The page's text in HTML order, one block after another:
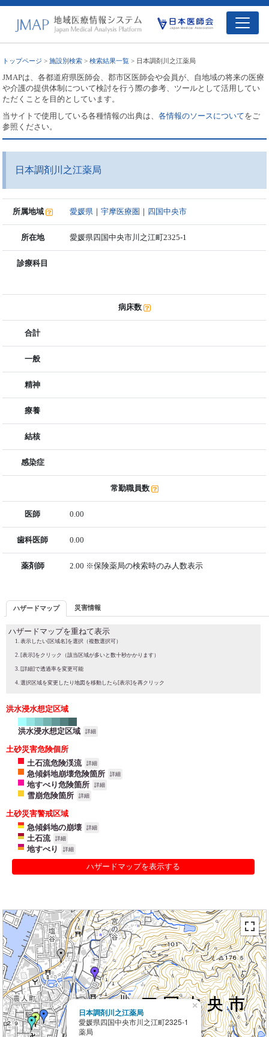
トップページ >施設別検索 >検索結果一覧 > 日本調剤川之江薬局
JMAPは、各都道府県医師会、郡市区医師会や会員が、自地域の将来の医療
や介護の提供体制について検討を行う際の参考、ツールとして活用してい
ただくことを目的としています。
当サイトで使用している各種情報の出典は、各情報のソースについてをご
参照ください。
日本調剤川之江薬局
所属地域 愛媛県 ｜宇摩医療圏 ｜ 四国中央市
所在地 愛媛県四国中央市川之江町2325-1
診療科目
病床数
合計
一般
精神
療養
結核
感染症
常勤職員数
医師 0.00
歯科医師 0.00
薬剤師 2.00 ※保険薬局の検索時のみ人数表示
ハザードマップ 災害情報
ハザードマップを重ねて表示
表示したい[区域名]を選択（複数選択可）
[表示]をクリック（該当区域が多いと数十秒かかります）
[詳細]で透過率を変更可能
選択区域を変更したり地図を移動したら[表示]を再クリック
洪水浸水想定区域
洪水浸水想定区域 詳細
土砂災害危険個所
土石流危険渓流
詳細
急傾斜地崩壊危険箇所 詳細
地すべり危険箇所 詳細
雪崩危険箇所 詳細
土砂災害警戒区域
急傾斜地の崩壊
詳細
土石流 詳細
地すべり 詳細
ハザードマップを表示する
日本調剤川之江薬局
愛媛県四国中央市川之江町2325-1
薬局
×